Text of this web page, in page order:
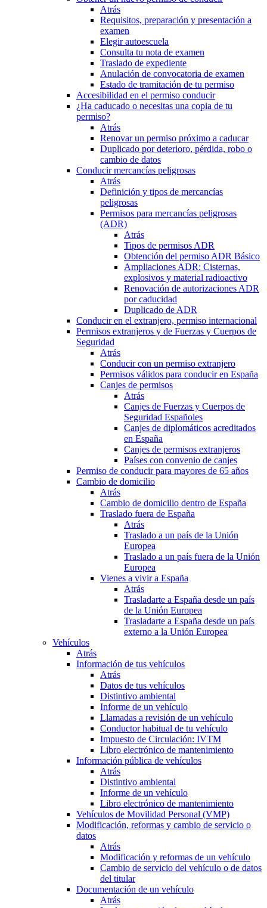
Atrás
Requisitos, preparación y presentación a
examen
Elegir autoescuela
Consulta tu nota de examen
Traslado de expediente
Anulación de convocatoria de examen
Estado de tramitación de tu permiso
Accesibilidad en el permiso conducir
¿Ha caducado o necesitas una copia de tu
permiso?
Atrás
Renovar un permiso próximo a caducar
Duplicado por deterioro, pérdida, robo o
cambio de datos
Conducir mercancías peligrosas
Atrás
Definición y tipos de mercancías
peligrosas
Permisos para mercancías peligrosas
(ADR)
Atrás
Tipos de permisos ADR
Obtención del permiso ADR Básico
Ampliaciones ADR: Cisternas,
explosivos y material radioactivo
Renovación de autorizaciones ADR
por caducidad
Duplicado de ADR
Conducir en el extranjero, permiso internacional
Permisos extranjeros y de Fuerzas y Cuerpos de
Seguridad
Atrás
Conducir con un permiso extranjero
Permisos válidos para conducir en España
Canjes de permisos
Atrás
Canjes de Fuerzas y Cuerpos de
Seguridad Españoles
Canjes de diplomáticos acreditados
en España
Canjes de permisos extranjeros
Países con convenio de canjes
Permiso de conducir para mayores de 65 años
Cambio de domicilio
Atrás
Cambio de domicilio dentro de España
Traslado fuera de España
Atrás
Traslado a un país de la Unión
Europea
Traslado a un país fuera de la Unión
Europea
Vienes a vivir a España
Atrás
Trasladarte a España desde un país
de la Unión Europea
Trasladarte a España desde un país
externo a la Unión Europea
Vehículos
Atrás
Información de tus vehículos
Atrás
Datos de tus vehículos
Distintivo ambiental
Informe de un vehículo
Llamadas a revisión de un vehículo
Conductor habitual de tu vehículo
Impuesto de Circulación: IVTM
Libro electrónico de mantenimiento
Información pública de vehículos
Atrás
Distintivo ambiental
Informe de un vehículo
Libro electrónico de mantenimiento
Vehículos de Movilidad Personal (VMP)
Modificación, reformas y cambio de servicio o
datos
Atrás
Modificación y reformas de un vehículo
Cambio de servicio del vehículo o de datos
del titular
Documentación de un vehículo
Atrás